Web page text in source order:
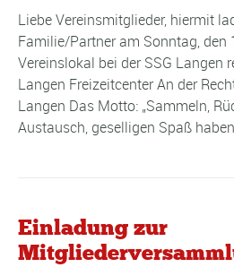
Liebe Vereinsmitglieder, hiermit
Familie/Partner am Sonntag, den
Vereinslokal bei der SSG Langen
Langen Freizeitcenter An der
Langen Das Motto: „Sammeln,
Austausch, geselligen Spaß
Einladung zur